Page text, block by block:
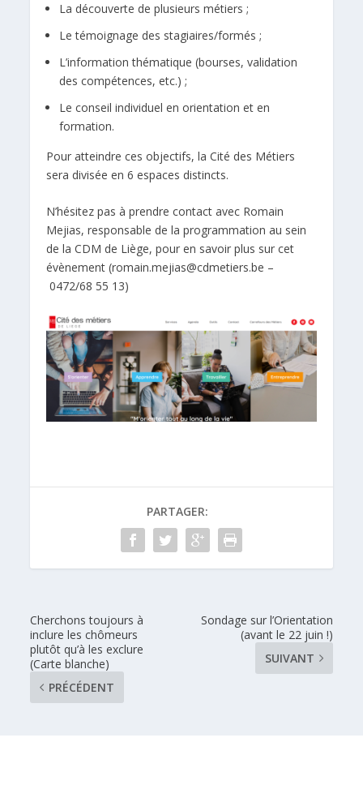
La découverte de plusieurs métiers ;
Le témoignage des stagiaires/formés ;
L’information thématique (bourses, validation
des compétences, etc.) ;
Le conseil individuel en orientation et en
formation.
Pour atteindre ces objectifs, la Cité des Métiers
sera divisée en 6 espaces distincts.
N’hésitez pas à prendre contact avec Romain
Mejias, responsable de la programmation au sein
de la CDM de Liège, pour en savoir plus sur cet
évènement (romain.mejias@cdmetiers.be –
0472/68 55 13)
PARTAGER:
Cherchons toujours à
inclure les chômeurs
plutôt qu’à les exclure
(Carte blanche)
PRÉCÉDENT
Sondage sur l’Orientation
(avant le 22 juin !)
SUIVANT